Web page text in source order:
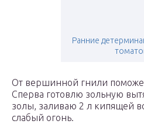
Ранние
От вершинной гнили
Сперва готовлю зольную
золы, заливаю 2 л кипящей
слабый огонь.